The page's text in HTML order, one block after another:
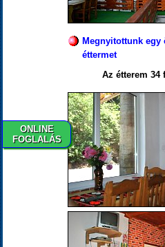
ONLINE
FOGLALÁS
Megnyitottunk
éttermet
Az étterem 34